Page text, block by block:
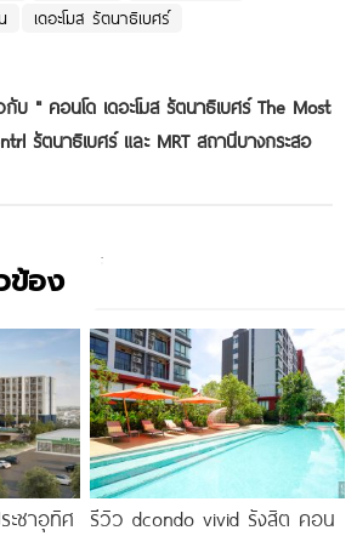
เดอะโมส รัตนาธิเบศร์
กับ " คอนโด เดอะโมส รัตนาธิเบศร์ The Most
รัตนาธิเบศร์ และ MRT สถานีบางกระสอ
ข้อง
ชาอุทิศ รีวิว dcondo vivid รังสิต คอน